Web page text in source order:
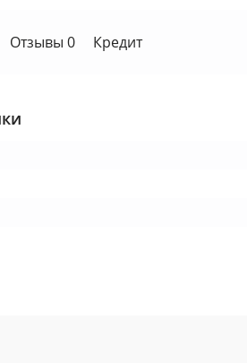
Отзывы 0 Кредит